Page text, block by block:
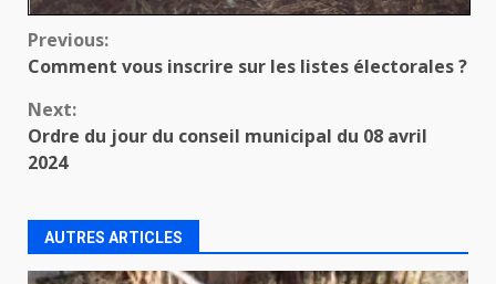
Continue
Previous:
Comment vous inscrire sur les listes électorales ?
Next:
Ordre du jour du conseil municipal du 08 avril
2024
AUTRES ARTICLES